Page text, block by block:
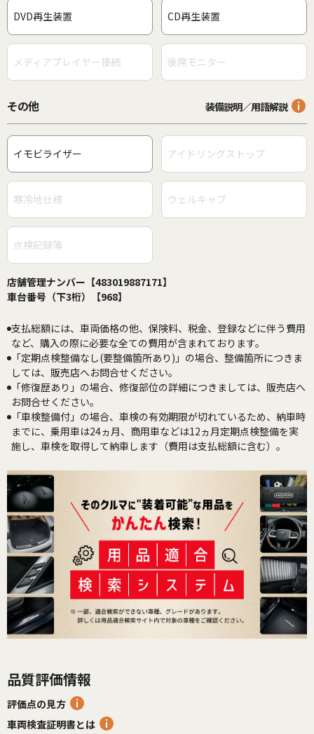
DVD再生装置 CD再生装置
メディアプレイヤー接続 後席モニター
その他 装備説明／用語解説
イモビライザー アイドリングストップ
寒冷地仕様 ウェルキャブ
点検記録簿
店舗管理ナンバー【483019887171】
車台番号（下3桁）【968】
支払総額には、車両価格の他、保険料、税金、登録などに伴う費用
など、購入の際に必要な全ての費用が含まれております。
「定期点検整備なし(要整備箇所あり)」の場合、整備箇所につきま
しては、販売店へお問合せください。
「修復歴あり」の場合、修復部位の詳細につきましては、販売店へ
お問合せください。
「車検整備付」の場合、車検の有効期限が切れているため、納車時
までに、乗用車は24ヵ月、商用車などは12ヵ月定期点検整備を実
施し、車検を取得して納車します（費用は支払総額に含む）。
品質評価情報
評価点の見方
車両検査証明書とは